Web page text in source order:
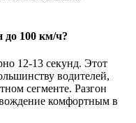
до 100 км/ч?
12-13 секунд. Этот
водителей,
сегменте. Разгон
комфортным в